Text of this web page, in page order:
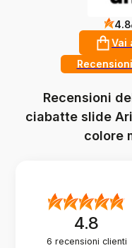
4.8
Vai
Recensioni
ciabatte slide
colore
4.8
6 recensioni clienti